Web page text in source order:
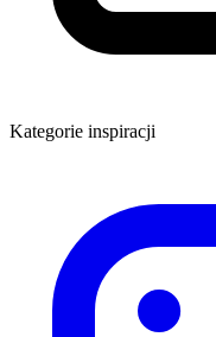
Kategorie inspiracji